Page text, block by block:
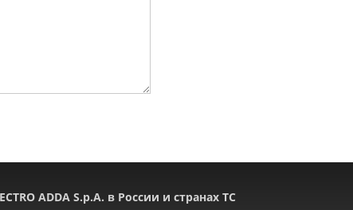
ADDA S.p.A. в России и странах ТС